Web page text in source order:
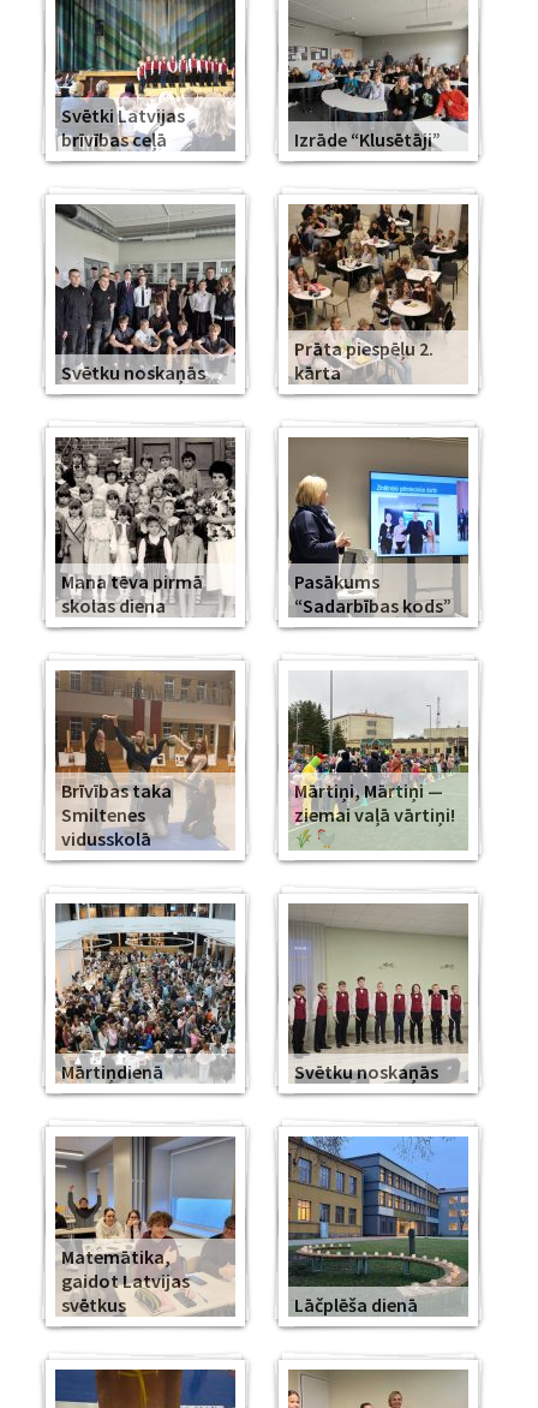
Svētki Latvijas
brīvības ceļā
Izrāde “Klusētāji”
Svētku noskaņās
Prāta piespēļu 2.
kārta
Mana tēva pirmā
skolas diena
Pasākums
“Sadarbības kods”
Brīvības taka
Smiltenes
vidusskolā
Mārtiņi, Mārtiņi —
ziemai vaļā vārtiņi!
Mārtiņdienā Svētku noskaņās
Matemātika,
gaidot Latvijas
svētkus
Lāčplēša dienā